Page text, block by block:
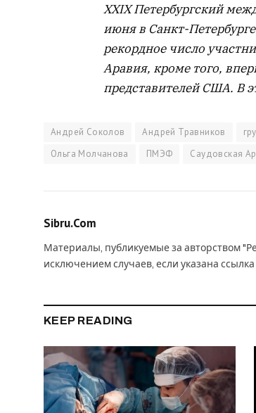
XXIX Петербургский
июня в Санкт-
рекордное число
Аравия, кроме того,
представителей США. В
Андрей Соколов Андрей Травников
Ольга Молчанова
ПМЭФ Саудовская
Sibru.Com
Материалы, публикуемые за авторством
исключением случаев, если указана
KEEP READING